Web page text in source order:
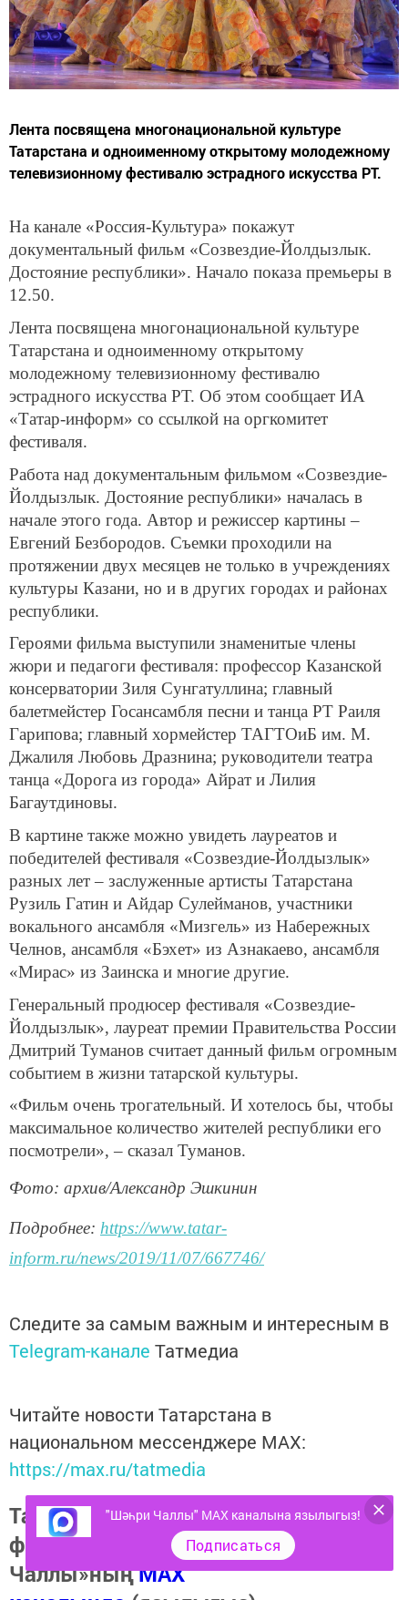
Лента посвящена многонациональной культуре
Татарстана и одноименному открытому молодежному
телевизионному фестивалю эстрадного искусства РТ.
На канале «Россия-Культура» покажут
документальный фильм «Созвездие-Йолдызлык.
Достояние республики». Начало показа премьеры в
12.50.
Лента посвящена многонациональной культуре
Татарстана и одноименному открытому
молодежному телевизионному фестивалю
эстрадного искусства РТ. Об этом сообщает ИА
«Татар-информ» со ссылкой на оргкомитет
фестиваля.
Работа над документальным фильмом «Созвездие-
Йолдызлык. Достояние республики» началась в
начале этого года. Автор и режиссер картины –
Евгений Безбородов. Съемки проходили на
протяжении двух месяцев не только в учреждениях
культуры Казани, но и в других городах и районах
республики.
Героями фильма выступили знаменитые члены
жюри и педагоги фестиваля: профессор Казанской
консерватории Зиля Сунгатуллина; главный
балетмейстер Госансамбля песни и танца РТ Раиля
Гарипова; главный хормейстер ТАГТОиБ им. М.
Джалиля Любовь Дразнина; руководители театра
танца «Дорога из города» Айрат и Лилия
Багаутдиновы.
В картине также можно увидеть лауреатов и
победителей фестиваля «Созвездие-Йолдызлык»
разных лет – заслуженные артисты Татарстана
Рузиль Гатин и Айдар Сулейманов, участники
вокального ансамбля «Мизгель» из Набережных
Челнов, ансамбля «Бэхет» из Азнакаево, ансамбля
«Мирас» из Заинска и многие другие.
Генеральный продюсер фестиваля «Созвездие-
Йолдызлык», лауреат премии Правительства России
Дмитрий Туманов считает данный фильм огромным
событием в жизни татарской культуры.
«Фильм очень трогательный. И хотелось бы, чтобы
максимальное количество жителей республики его
посмотрели», – сказал Туманов.
Фото: архив/Александр Эшкинин
Подробнее: https://www.tatar-
inform.ru/news/2019/11/07/667746/
Следите за самым важным и интересным в
Telegram-канале Татмедиа
Читайте новости Татарстана в
национальном мессенджере MАХ:
https://max.ru/tatmedia
Тагы да кызыклырак яңалыклар,
фото һәм видеолар «Шәһри
Чаллы»ныңMAX
"Шәһри Чаллы" MAX каналына язылыгыз!
Подписаться